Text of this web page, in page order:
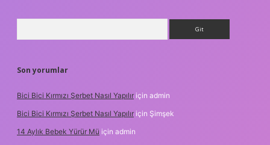
Son yorumlar
Bici Bici Kırmızı Şerbet Nasıl Yapılır için admin
Bici Bici Kırmızı Şerbet Nasıl Yapılır için Şimşek
14 Aylık Bebek Yürür Mü için admin